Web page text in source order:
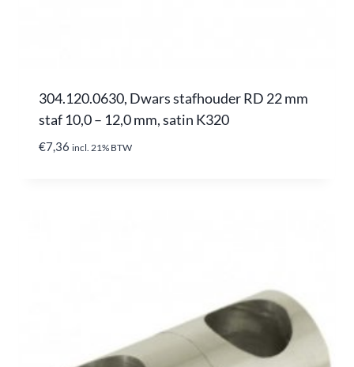
304.120.0630, Dwars stafhouder RD 22 mm
staf 10,0 – 12,0 mm, satin K320
€7,36 incl. 21% BTW